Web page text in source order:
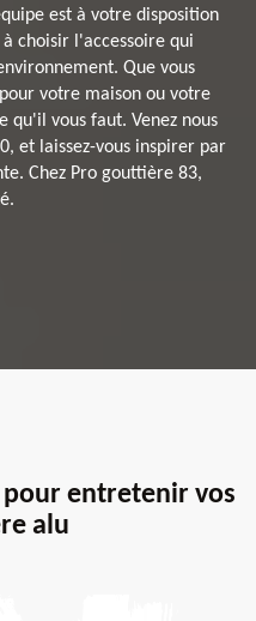
est à votre disposition
choisir l'accessoire qui
Que vous
votre maison ou votre
qu'il vous faut. Venez nous
et laissez-vous inspirer par
Chez Pro gouttière 83,
pour entretenir vos
alu